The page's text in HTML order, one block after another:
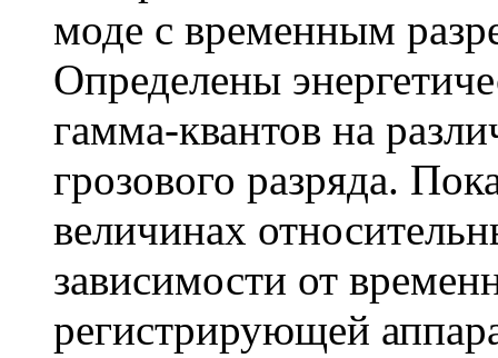
моде с временным
Определены
гамма-квантов на
грозового разряда.
величинах
зависимости от
регистрирующей